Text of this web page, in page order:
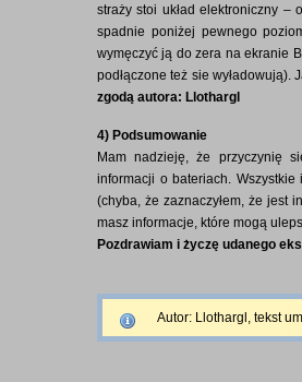
straży stoi układ elektroniczny –
spadnie poniżej pewnego
wymęczyć ją do zera na ekranie
podłączone też sie
zgodą autora: Llothargl
4) Podsumowanie
Mam nadzieję, że przyczynię
informacji o bateriach.
(chyba, że zaznaczyłem, że jest
masz informacje, które mogą
Pozdrawiam i życzę udanego
Autor: Llothargl, tekst